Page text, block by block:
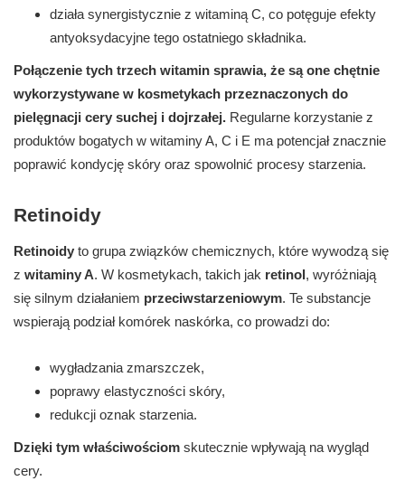
działa synergistycznie z witaminą C, co potęguje efekty
antyoksydacyjne tego ostatniego składnika.
Połączenie tych trzech witamin sprawia, że są one chętnie
wykorzystywane w kosmetykach przeznaczonych do
pielęgnacji cery suchej i dojrzałej. Regularne korzystanie z
produktów bogatych w witaminy A, C i E ma potencjał znacznie
poprawić kondycję skóry oraz spowolnić procesy starzenia.
Retinoidy
Retinoidy to grupa związków chemicznych, które wywodzą się
z witaminy A. W kosmetykach, takich jak retinol, wyróżniają
się silnym działaniem przeciwstarzeniowym. Te substancje
wspierają podział komórek naskórka, co prowadzi do:
wygładzania zmarszczek,
poprawy elastyczności skóry,
redukcji oznak starzenia.
Dzięki tym właściwościom skutecznie wpływają na wygląd
cery.